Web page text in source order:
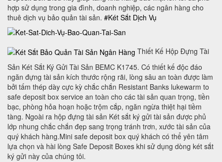
hợp sử dụng trong gia đình, doanh nghiệp, các ngân hàng cho
thuê dịch vụ bảo quản tài sản. #Két Sắt Dịch Vụ
Thiết Kế Hộp Đựng Tài
Sản Két Sắt Ký Gửi Tài Sản BEMC K1745. Có thiết kế độc đáo
ngăn đựng tài sản kích thước rộng rãi, lòng sâu an toàn được làm
bởi tấm thép dày cực kỳ chắc chắn Resistant Banks lukewarm to
safe deposit box service an toàn cho các tài sản quan trọng, tiền
bạc, phòng hỏa hoạn hoặc trộm cắp, ngăn ngừa thiệt hại tiềm
tàng. Ngoài ra hộp đựng tài sản Két sắt ký gửi tài sản được phủ
lớp nhung chắc chắn đẹp sang trọng tránh trơn, xước tài sản của
quý khách hàng.Mini safe deposit box quý khách có thể yên tâm
lựa chọn và hài lòng Safe Deposit Boxes khi sử dụng dòng két sắt
ký gửi này của chúng tôi.